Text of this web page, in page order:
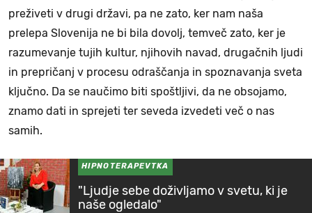
preživeti v drugi državi, pa ne zato, ker nam naša
prelepa Slovenija ne bi bila dovolj, temveč zato, ker je
razumevanje tujih kultur, njihovih navad, drugačnih ljudi
in prepričanj v procesu odraščanja in spoznavanja sveta
ključno. Da se naučimo biti spoštljivi, da ne obsojamo,
znamo dati in sprejeti ter seveda izvedeti več o nas
samih.
HIPNOTERAPEVTKA
"Ljudje sebe doživljamo v svetu, ki je
naše ogledalo"